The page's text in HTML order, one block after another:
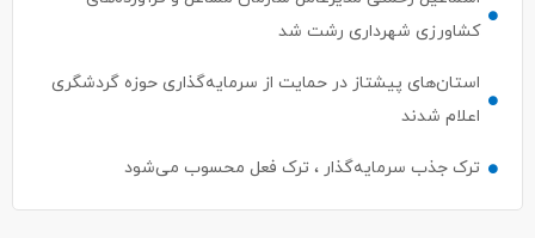
استان‌های پیشتاز در حمایت از سرمایه‌گذاری حوزه گردشگری
ترک جذب سرمایه‌گذار ، ترک فعل محسوب می‌شود